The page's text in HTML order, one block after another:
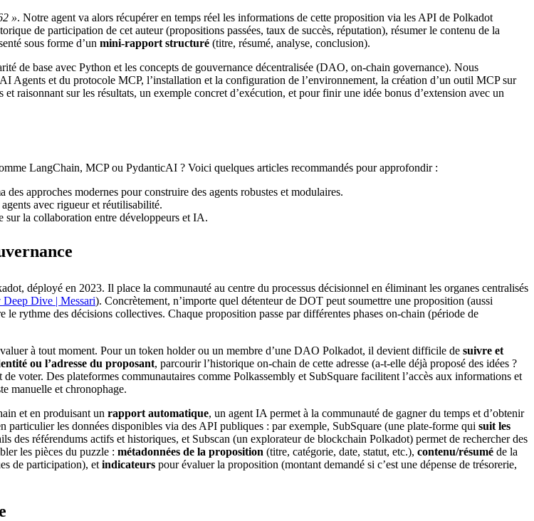
». Notre agent va alors récupérer en temps réel les informations de cette proposition via les API de Polkadot
de participation de cet auteur (propositions passées, taux de succès, réputation), résumer le contenu de la
sous forme d’un mini-rapport structuré (titre, résumé, analyse, conclusion).
de base avec Python et les concepts de gouvernance décentralisée (DAO, on-chain governance). Nous
Agents et du protocole MCP, l’installation et la configuration de l’environnement, la création d’un outil MCP sur
raisonnant sur les résultats, un exemple concret d’exécution, et pour finir une idée bonus d’extension avec un
LangChain, MCP ou PydanticAI ? Voici quelques articles recommandés pour approfondir :
des approches modernes pour construire des agents robustes et modulaires.
avec rigueur et réutilisabilité.
sur la collaboration entre développeurs et IA.
déployé en 2023. Il place la communauté au centre du processus décisionnel en éliminant les organes centralisés
Dive | Messari). Concrètement, n’importe quel détenteur de DOT peut soumettre une proposition (aussi
le rythme des décisions collectives. Chaque proposition passe par différentes phases on-chain (période de
à tout moment. Pour un token holder ou un membre d’une DAO Polkadot, il devient difficile de suivre et
ou l’adresse du proposant, parcourir l’historique on-chain de cette adresse (a-t-elle déjà proposé des idées ?
voter. Des plateformes communautaires comme Polkassembly et SubSquare facilitent l’accès aux informations et
manuelle et chronophage.
et en produisant un rapport automatique, un agent IA permet à la communauté de gagner du temps et d’obtenir
les données disponibles via des API publiques : par exemple, SubSquare (une plate-forme qui suit les
des référendums actifs et historiques, et Subscan (un explorateur de blockchain Polkadot) permet de rechercher des
les pièces du puzzle : métadonnées de la proposition (titre, catégorie, date, statut, etc.), contenu/résumé de la
de participation), et indicateurs pour évaluer la proposition (montant demandé si c’est une dépense de trésorerie,